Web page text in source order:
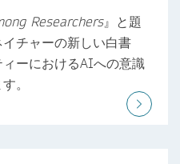
Researchers』と題
チャーの新しい白書
ーにおけるAIへの意識
。